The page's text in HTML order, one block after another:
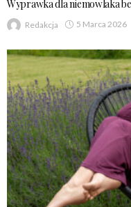
Wyprawka dla niemowlaka
Redakcja 5 Marca 2026